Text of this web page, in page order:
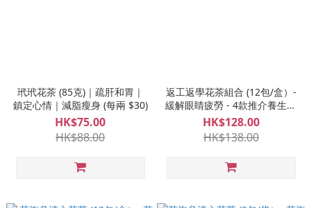
玳玳花茶 (85克)｜疏肝和胃｜
鎮定心情｜減脂瘦身 (每兩 $30)
HK$75.00
HK$88.00
返工返學花茶組合 (12包/盒）-
緩解眼睛疲勞 - 4款推介養生花
茶包 寧心｜好眠｜蝶豆花｜明
目
HK$128.00
HK$138.00